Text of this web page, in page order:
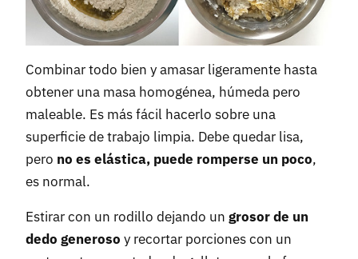
Combinar todo bien y amasar ligeramente hasta
obtener una masa homogénea, húmeda pero
maleable. Es más fácil hacerlo sobre una
superficie de trabajo limpia. Debe quedar lisa,
pero no es elástica, puede romperse un poco,
es normal.
Estirar con un rodillo dejando un grosor de un
dedo generoso y recortar porciones con un